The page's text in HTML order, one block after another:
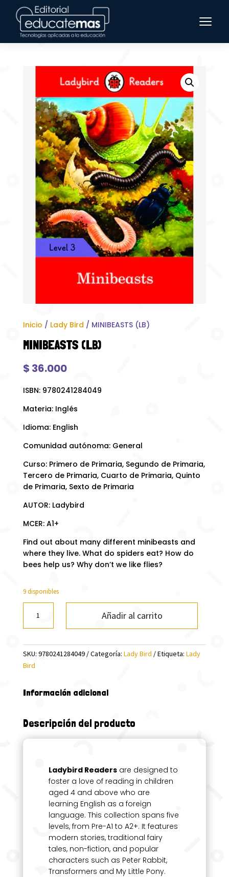
Inicio / Lady Bird / MINIBEASTS (LB)
MINIBEASTS (LB)
$ 36.000
ISBN: 9780241284049
Materia: Inglés
Idioma: English
Comunidad autónoma: General
Curso: Primero de Primaria, Segundo de Primaria,
Tercero de Primaria, Cuarto de Primaria, Quinto
de Primaria, Sexto de Primaria
AUTOR: Ladybird
MCER: A1+
Find out about many different minibeasts and
where they live. What do spiders eat? How do
bees help us? Why don’t we like flies?
9 disponibles
(LB)
cantidad
Añadir al carrito
SKU: 9780241284049 Categoría: Lady Bird Etiqueta: Lady
Bird
Información adicional
Descripción del producto
Ladybird Readersare designed to
foster a love of reading in children
aged 4 and above who are
learning English as a foreign
language. This collection spans five
levels, from Pre-A1 to A2+. It features
modern stories, traditional fairy
tales, non-fiction, and popular
characters such as Peter Rabbit,
Transformers and My Little Pony.